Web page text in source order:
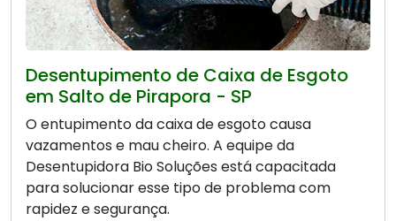
Desentupimento de Caixa de Esgoto
em Salto de Pirapora - SP
O entupimento da caixa de esgoto causa
vazamentos e mau cheiro. A equipe da
Desentupidora Bio Soluções está capacitada
para solucionar esse tipo de problema com
rapidez e segurança.